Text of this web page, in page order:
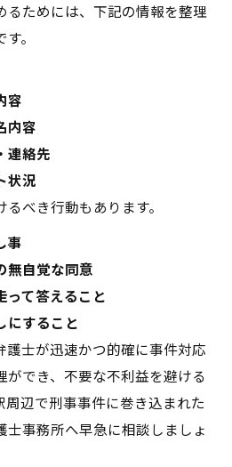
るためには、下記の情報を整理
。
容
内容
連絡先
状況
べき行動もあります。
事
無自覚な同意
って答えること
にすること
護士が迅速かつ的確に事件対応
ができ、不要な不利益を避ける
周辺で刑事事件に巻き込まれた
士事務所へ早急に相談しましょ